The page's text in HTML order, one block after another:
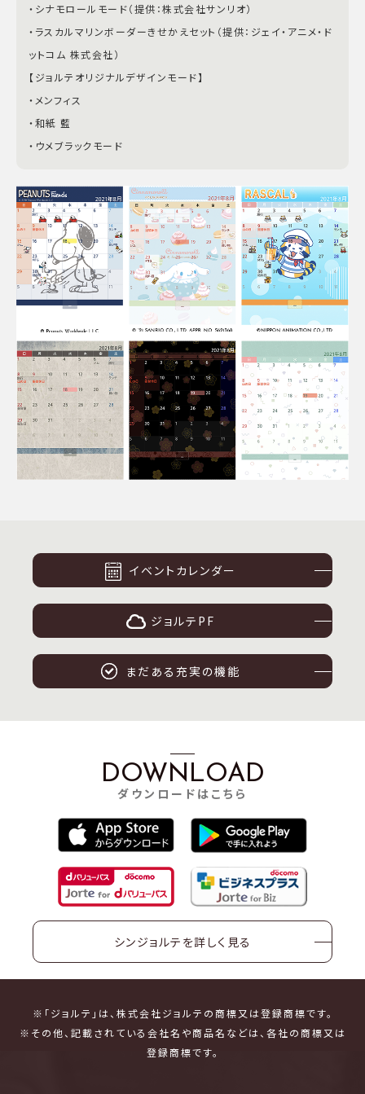
・シナモロールモード（提供：株式会社サンリオ）
・ラスカルマリンボーダーきせかえセット（提供：ジェイ・アニメ・ド
ットコム 株式会社）
【ジョルテオリジナルデザインモード】
・メンフィス
・和紙 藍
・ウメブラックモード
イベントカレンダー
ジョルテPF
まだある充実の機能
DOWNLOAD
ダウンロードはこちら
シンジョルテを詳しく見る
※「ジョルテ」は、株式会社ジョルテの商標又は登録商標です。
※その他、記載されている会社名や商品名などは、各社の商標又は
登録商標です。